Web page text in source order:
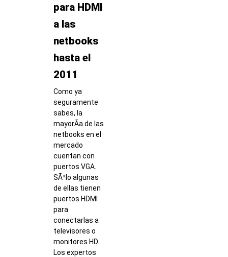
para HDMI
a las
netbooks
hasta el
2011
Como ya
seguramente
sabes, la
mayorÃ­a de las
netbooks en el
mercado
cuentan con
puertos VGA.
SÃ³lo algunas
de ellas tienen
puertos HDMI
para
conectarlas a
televisores o
monitores HD.
Los expertos